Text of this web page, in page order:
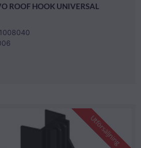
ROOF HOOK UNIVERSAL
Utförsäljning